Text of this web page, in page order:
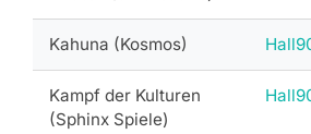
Kahuna (Kosmos)
Kampf der Kulturen
(Sphinx Spiele)